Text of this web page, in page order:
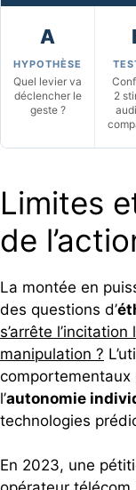
A
HYPOTHÈSE
Quel levier va
déclencher le
geste ?
2
Limites
de
La montée en
des questions d’
s’arrête
manipulation ?
comportementaux
l’autonomie
technologies
En 2023, une